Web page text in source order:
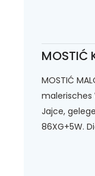
MOSTIĆ
MOSTIĆ
malerisches
Jajce,
86XG+5W.